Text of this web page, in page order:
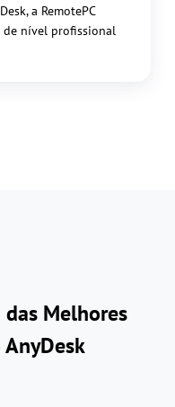
a RemotePC
de nível profissional
das Melhores